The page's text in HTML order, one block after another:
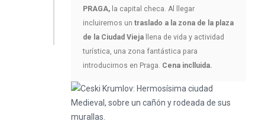
PRAGA, la capital checa. Al llegar
incluiremos un traslado a la zona de la plaza
de la Ciudad Vieja llena de vida y actividad
turística, una zona fantástica para
introducirnos en Praga. Cena inclluida.